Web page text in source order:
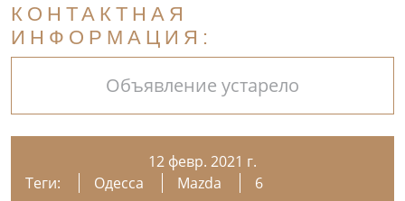
КОНТАКТНАЯ
ИНФОРМАЦИЯ:
Объявление устарело
12 февр. 2021 г.
Теги:
Одесса Mazda 6